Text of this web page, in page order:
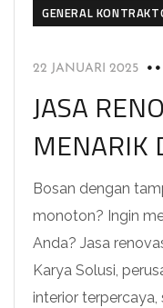
GENERAL
22 JANUARI 2025
JASA
MENARIK
Bosan dengan
monoton? Ingin
Anda? Jasa
Karya Solusi,
interior